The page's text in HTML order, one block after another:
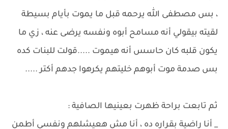
، بس مصطفى الله يرحمه قبل ما يموت بأيام بسيطة
لقيته بيقولي أنه مسامح أبوه ونفسه يرضى عنه ، زي ما
يكون قلبه كان حاسس أنه هيموت .....قولت للبنات كده
بس صدمة موت أبوهم خليتهم يكرهوا جدهم أكتر .....
ثم تابعت براحة ظهرت بعينيها الصافية :
_ أنا راضية بقراره ده ، أنا مش هعيشلهم ونفسي أطمن